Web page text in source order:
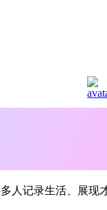
人记录生活、展现